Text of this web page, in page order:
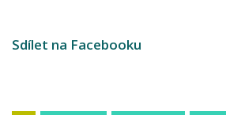
Sdílet na Facebooku